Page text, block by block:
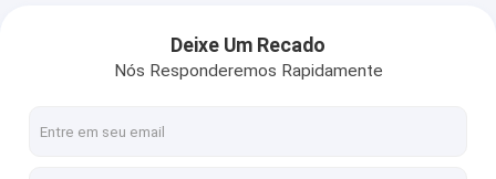
Deixe Um Recado
Nós Responderemos Rapidamente